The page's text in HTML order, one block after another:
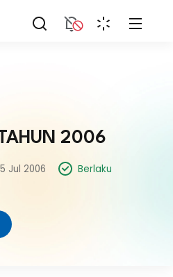
TAHUN 2006
Jul 2006 Berlaku